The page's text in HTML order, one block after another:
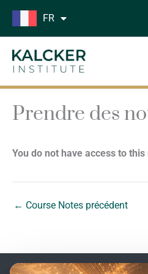
Aller
FR
Prendre des
You do not have access to this
← Course Notes précédent